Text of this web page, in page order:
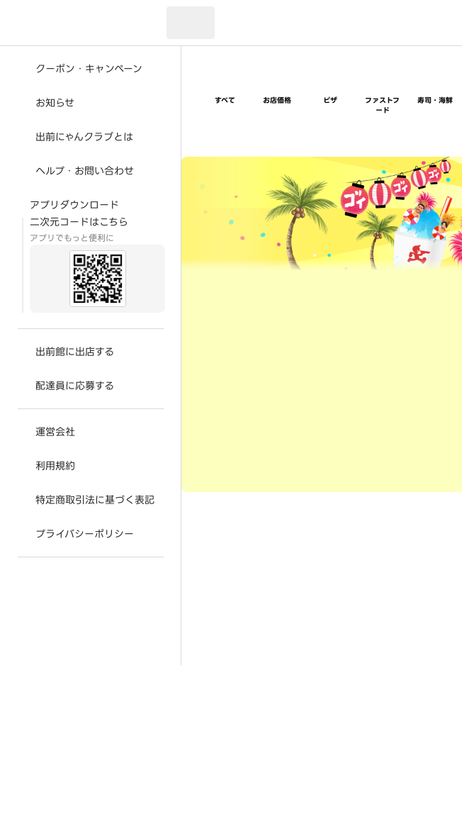
クーポン・キャンペーン
お知らせ
出前にゃんクラブとは
ヘルプ・お問い合わせ
アプリダウンロード
二次元コードはこちら
アプリでもっと便利に
出前館に出店する
配達員に応募する
運営会社
利用規約
特定商取引法に基づく表記
プライバシーポリシー
すべて お店価格 ピザ
ファストフ
ード
寿司・海鮮
超ゴイゴイヤスー夏祭